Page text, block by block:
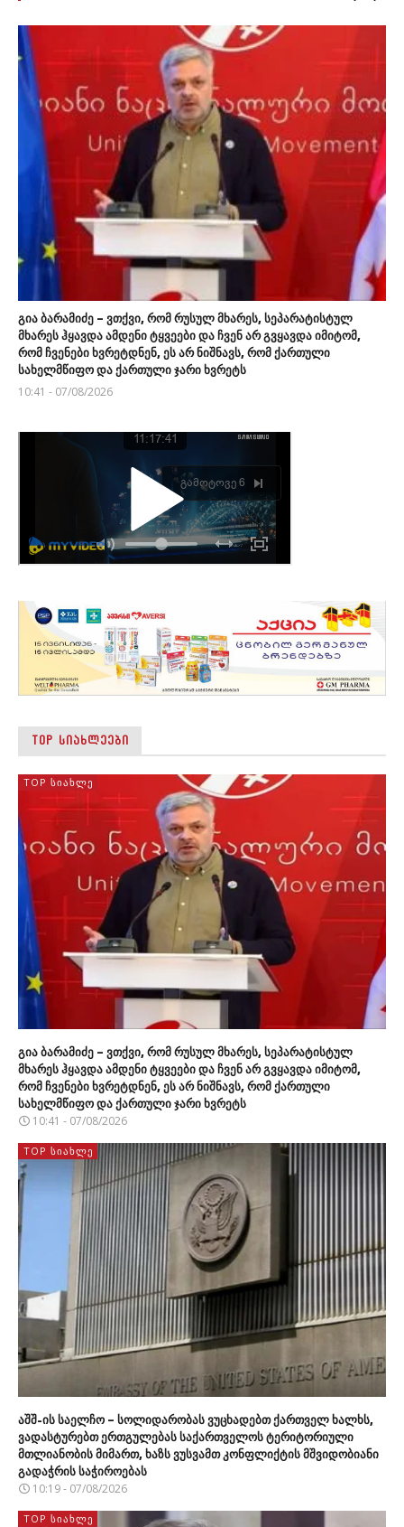
გია ბარამიძე – ვთქვი, რომ რუსულ მხარეს, სეპარატისტულ
მხარეს ჰყავდა ამდენი ტყვეები და ჩვენ არ გვყავდა იმიტომ,
რომ ჩვენები ხვრეტდნენ, ეს არ ნიშნავს, რომ ქართული
სახელმწიფო და ქართული ჯარი ხვრეტს
10:41 - 07/08/2026
TOP ᲡᲘᲐᲮᲚᲔᲔᲑᲘ
TOP ᲡᲘᲐᲮᲚᲔ
გია ბარამიძე – ვთქვი, რომ რუსულ მხარეს, სეპარატისტულ
მხარეს ჰყავდა ამდენი ტყვეები და ჩვენ არ გვყავდა იმიტომ,
რომ ჩვენები ხვრეტდნენ, ეს არ ნიშნავს, რომ ქართული
სახელმწიფო და ქართული ჯარი ხვრეტს
10:41 - 07/08/2026
TOP ᲡᲘᲐᲮᲚᲔ
აშშ-ის საელჩო – სოლიდარობას ვუცხადებთ ქართველ ხალხს,
ვადასტურებთ ერთგულებას საქართველოს ტერიტორიული
მთლიანობის მიმართ, ხაზს ვუსვამთ კონფლიქტის მშვიდობიანი
გადაჭრის საჭიროებას
10:19 - 07/08/2026
TOP ᲡᲘᲐᲮᲚᲔ